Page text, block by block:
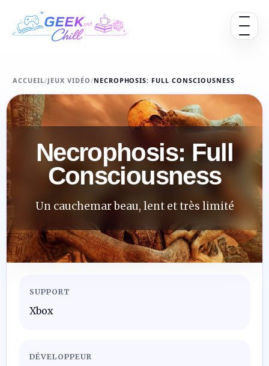
Ouvrir
ACCUEIL/JEUX VIDÉO/NECROPHOSIS: FULL CONSCIOUSNESS
Necrophosis: Full
Consciousness
Un cauchemar beau, lent et très limité
SUPPORT
Xbox
DÉVELOPPEUR